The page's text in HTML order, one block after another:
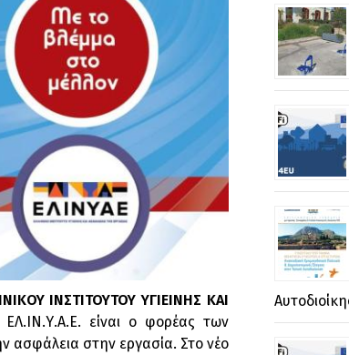
ΙΝΣΤΙΤΟΥΤΟΥ ΥΓΙΕΙΝΗΣ ΚΑΙ
είναι ο φορέας των
ασφάλεια στην εργασία. Στο νέο